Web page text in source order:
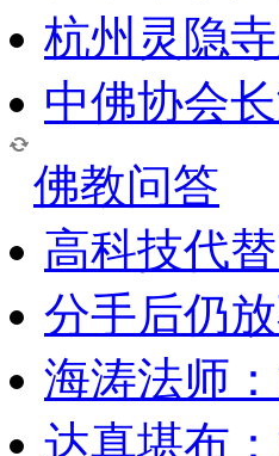
杭州灵隐
中佛协会
佛教问答
高科技代
分手后仍
海涛法师
达真堪布